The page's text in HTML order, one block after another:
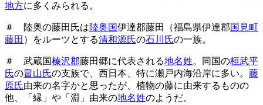
地方に多くみられる。
＃ 陸奥の藤田氏は陸奥国伊達郡藤田（福島県伊達郡国見町
藤田 ）をルーツとする清和源氏の石川氏の一族。
＃ 武蔵国榛沢郡藤田郷に代表される地名姓。同国の桓武平
氏の畠山氏の支族で、西日本、特に瀬戸内海沿岸に多い。 藤
原氏由来の名字かと思ったが、植物の藤に由来するものの
他、「縁」や「淵」由来の地名姓のようだ。